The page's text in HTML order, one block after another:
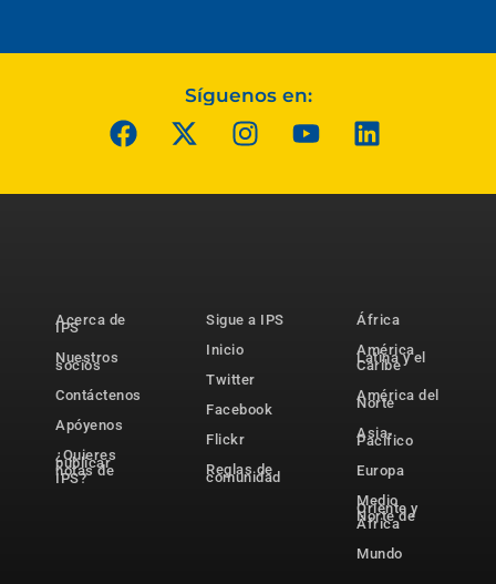
Síguenos en:
Acerca de
IPS
Nuestros
socios
Contáctenos
Apóyenos
¿Quieres
publicar
notas de
IPS?
Sigue a IPS
Inicio
Twitter
Facebook
Flickr
Reglas de
comunidad
África
América
Latina y el
Caribe
América del
Norte
Asia-
Pacífico
Europa
Medio
Oriente y
Norte de
África
Mundo